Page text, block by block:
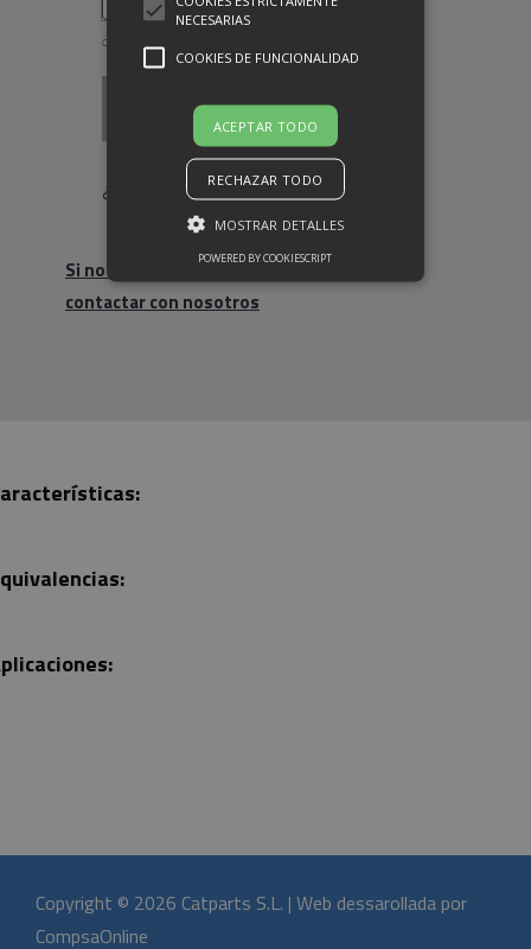
Recuérdame
Acceso
¿Olvidaste la contraseña?
Si no eres cliente, haz click para
contactar con nosotros
Copyright © 2026 Catparts S.L. | Web dessarollada por
CompsaOnline
NECESARIAS
COOKIES DE FUNCIONALIDAD
ACEPTAR TODO
RECHAZAR TODO
MOSTRAR DETALLES
POWERED BY COOKIESCRIPT